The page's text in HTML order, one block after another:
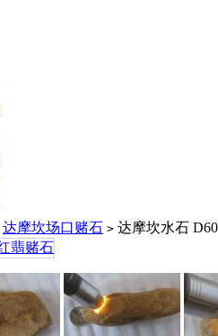
达摩坎场口赌石 > 达摩坎水石